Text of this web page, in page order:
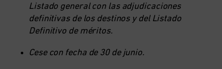
Listado general con las adjudicaciones
definitivas de los destinos y del Listado
Definitivo de méritos.
Cese con fecha de 30 de junio.